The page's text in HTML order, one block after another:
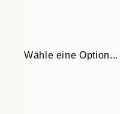
Wähle eine Option...